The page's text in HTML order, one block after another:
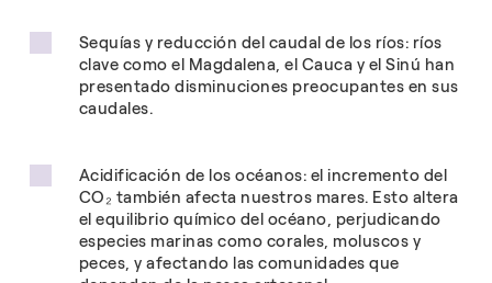
Sequías y reducción del caudal de los ríos: ríos
clave como el Magdalena, el Cauca y el Sinú han
presentado disminuciones preocupantes en sus
caudales.
Acidificación de los océanos: el incremento del
CO₂ también afecta nuestros mares. Esto altera
el equilibrio químico del océano, perjudicando
especies marinas como corales, moluscos y
peces, y afectando las comunidades que